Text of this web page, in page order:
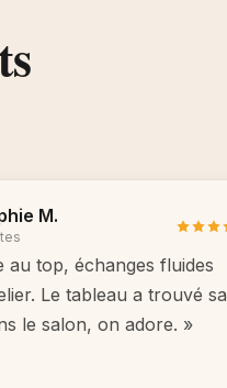
M.
au top, échanges fluides
Le tableau a trouvé sa
le salon, on adore. »